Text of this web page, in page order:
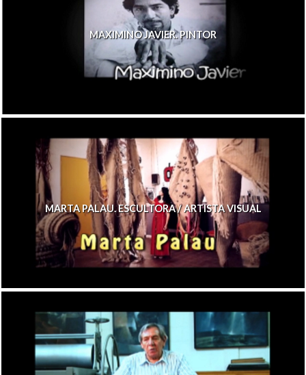
MAXIMINO JAVIER. PINTOR
MARTA PALAU. ESCULTORA / ARTISTA VISUAL